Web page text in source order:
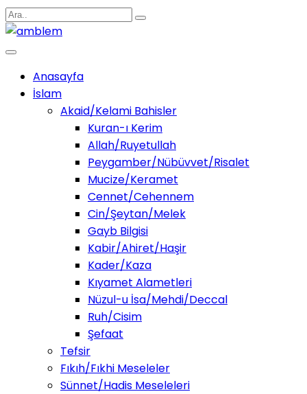
Anasayfa
İslam
Akaid/Kelami Bahisler
Kuran-ı Kerim
Allah/Ruyetullah
Peygamber/Nübüvvet/Risalet
Mucize/Keramet
Cennet/Cehennem
Cin/Şeytan/Melek
Gayb Bilgisi
Kabir/Ahiret/Haşir
Kader/Kaza
Kıyamet Alametleri
Nüzul-u İsa/Mehdi/Deccal
Ruh/Cisim
Şefaat
Tefsir
Fıkıh/Fıkhi Meseleler
Sünnet/Hadis Meseleleri